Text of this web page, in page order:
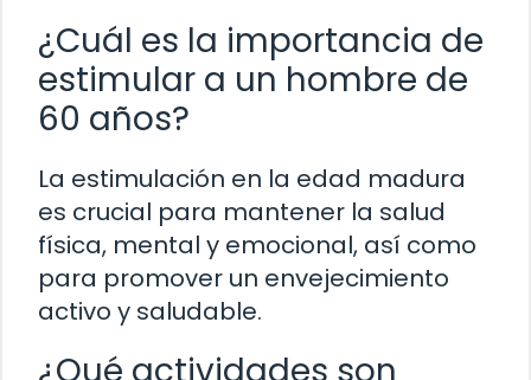
¿Cuál es la importancia de
estimular a un hombre de
60 años?
La estimulación en la edad madura
es crucial para mantener la salud
física, mental y emocional, así como
para promover un envejecimiento
activo y saludable.